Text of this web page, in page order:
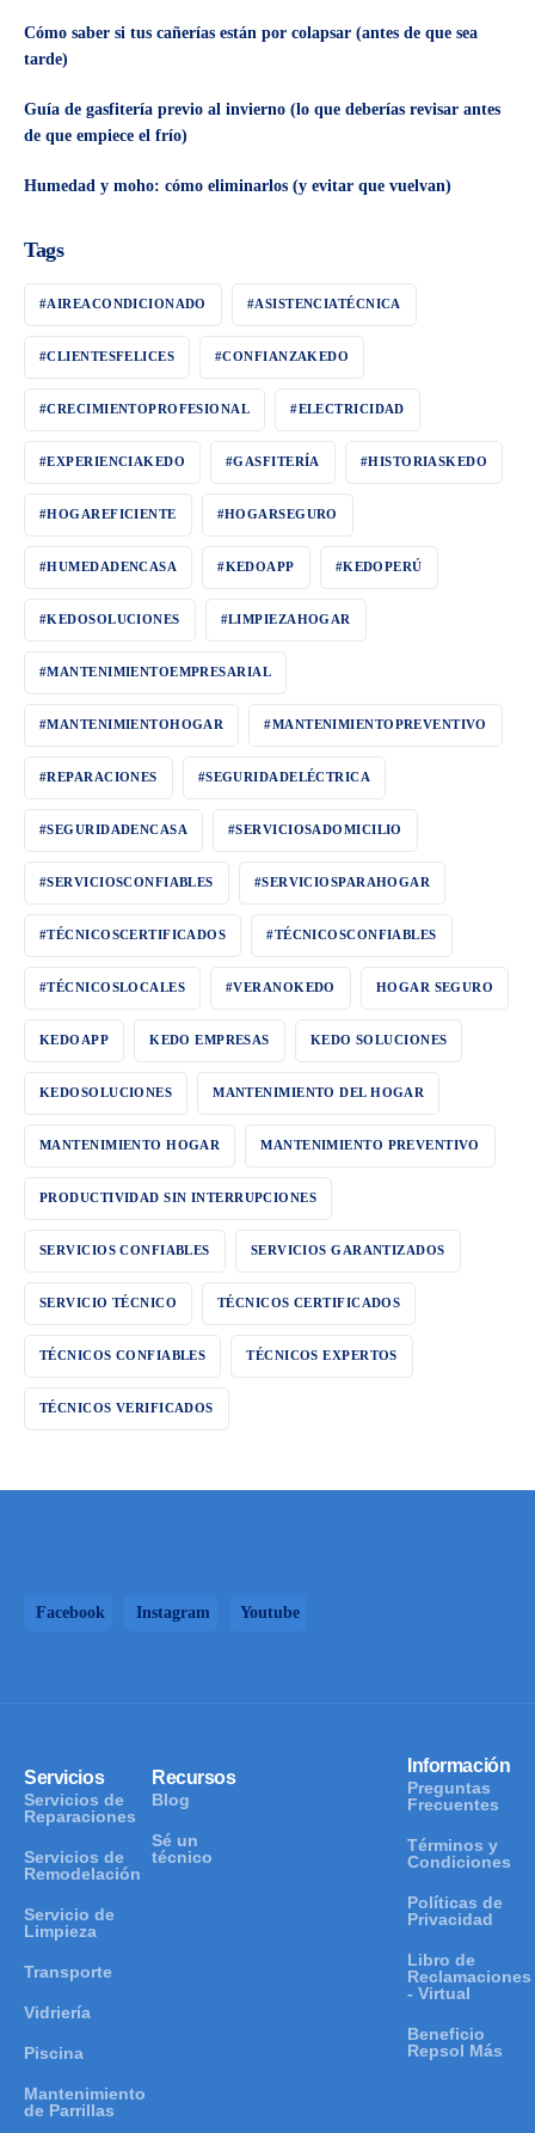
Cómo saber si tus cañerías están por colapsar (antes de que sea
tarde)
Guía de gasfitería previo al invierno (lo que deberías revisar antes
de que empiece el frío)
Humedad y moho: cómo eliminarlos (y evitar que vuelvan)
Tags
#AIREACONDICIONADO #ASISTENCIATÉCNICA
#CLIENTESFELICES #CONFIANZAKEDO
#CRECIMIENTOPROFESIONAL #ELECTRICIDAD
#EXPERIENCIAKEDO #GASFITERÍA #HISTORIASKEDO
#HOGAREFICIENTE #HOGARSEGURO
#HUMEDADENCASA #KEDOAPP #KEDOPERÚ
#KEDOSOLUCIONES #LIMPIEZAHOGAR
#MANTENIMIENTOEMPRESARIAL
#MANTENIMIENTOHOGAR #MANTENIMIENTOPREVENTIVO
#REPARACIONES #SEGURIDADELÉCTRICA
#SEGURIDADENCASA #SERVICIOSADOMICILIO
#SERVICIOSCONFIABLES #SERVICIOSPARAHOGAR
#TÉCNICOSCERTIFICADOS #TÉCNICOSCONFIABLES
#TÉCNICOSLOCALES #VERANOKEDO HOGAR SEGURO
KEDOAPP KEDO EMPRESAS KEDO SOLUCIONES
KEDOSOLUCIONES MANTENIMIENTO DEL HOGAR
MANTENIMIENTO HOGAR MANTENIMIENTO PREVENTIVO
PRODUCTIVIDAD SIN INTERRUPCIONES
SERVICIOS CONFIABLES SERVICIOS GARANTIZADOS
SERVICIO TÉCNICO TÉCNICOS CERTIFICADOS
TÉCNICOS CONFIABLES TÉCNICOS EXPERTOS
TÉCNICOS VERIFICADOS
Facebook Instagram Youtube
Servicios
Servicios de
Reparaciones
Servicios de
Remodelación
Servicio de
Limpieza
Transporte
Vidriería
Piscina
Mantenimiento
de Parrillas
Recursos
Blog
Sé un
técnico
Información
Preguntas
Frecuentes
Términos y
Condiciones
Políticas de
Privacidad
Libro de
Reclamaciones
- Virtual
Beneficio
Repsol Más